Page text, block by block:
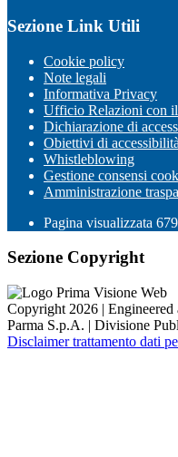
Sezione Link Utili
Cookie policy
Note legali
Informativa Privacy
Ufficio Relazioni con
Dichiarazione di
Obiettivi di accessibilità
Whistleblowing
Gestione consensi
Amministrazione
Pagina visualizzata 679
Sezione Copyright
Copyright 2026 |
Parma S.p.A. | Divisione
Disclaimer trattamento dati